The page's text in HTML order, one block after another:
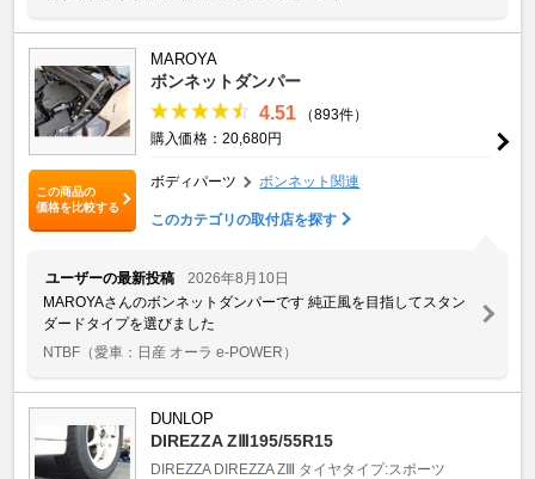
この商品の
価格を比較する
MAROYA
ボンネットダンパー
4.51
（893件）
購入価格：20,680円
ボディパーツ ボンネット関連
このカテゴリの取付店を探す
ユーザーの最新投稿
2026年8月10日
MAROYAさんのボンネットダンパーです 純正風を目指してスタン
ダードタイプを選びました
NTBF （愛車：日産 オーラ e-POWER）
DUNLOP
DIREZZA ZⅢ195/55R15
DIREZZA DIREZZA ZⅢ タイヤタイプ:スポーツ